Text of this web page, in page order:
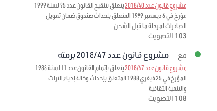
مشروع قانون عدد 2018/40
يتعلق بتنقيح القانون عدد 95 لسنة 1999
مؤرخ في 6 ديسمبر 1999 المتعلق بإحداث صندوق ضمان تمويل
الصادرات لمرحلة ما قبل الشحن
103 التصويت
مع مشروع قانون عدد 2018/47 برمته
مشروع قانون عدد 2018/47
يتعلق بإتمام القانون عدد 11 لسنة 1988
المؤرخ في 25 فيفري 1988 المتعلق بإحداث وكالة إحياء التراث
والتنمية الثقافية
108 التصويت